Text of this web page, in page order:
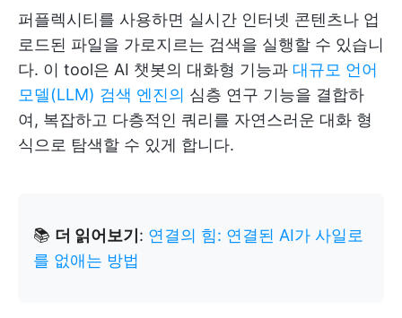
퍼플렉시티를 사용하면 실시간 인터넷 콘텐츠나 업
로드된 파일을 가로지르는 검색을 실행할 수 있습니
다. 이 tool은 AI 챗봇의 대화형 기능과 대규모 언어
모델(LLM) 검색 엔진의 심층 연구 기능을 결합하
여, 복잡하고 다층적인 쿼리를 자연스러운 대화 형
식으로 탐색할 수 있게 합니다.
📚 더 읽어보기: 연결의 힘: 연결된 AI가 사일로
를 없애는 방법